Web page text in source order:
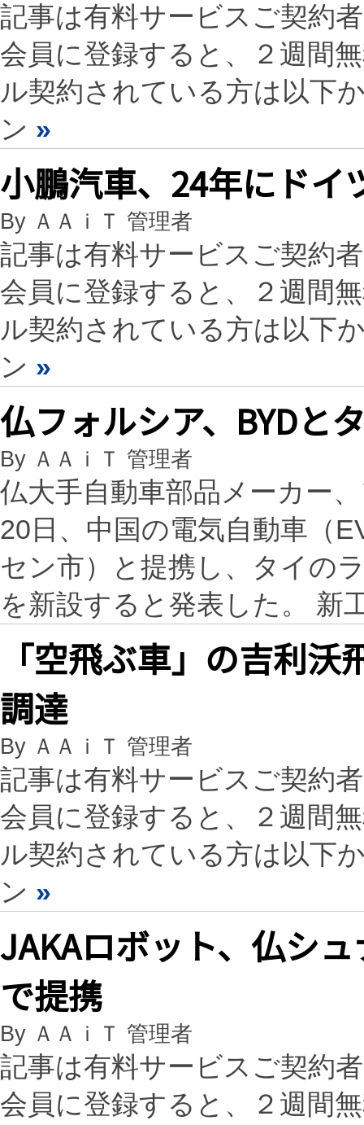
記事は有料サービスご契約
会員に登録すると、２週間
ル契約されている方は以下
ン »
小鵬汽車、24年にドイ
By ＡＡｉＴ 管理者
記事は有料サービスご契約
会員に登録すると、２週間
ル契約されている方は以下
ン »
仏フォルシア、BYDと
By ＡＡｉＴ 管理者
仏大手自動車部品メーカー
20日、中国の電気自動車（
セン市）と提携し、タイの
を新設すると発表した。 新
「空飛ぶ車」の吉利
調達
By ＡＡｉＴ 管理者
記事は有料サービスご契約
会員に登録すると、２週間
ル契約されている方は以下
ン »
JAKAロボット、仏シ
で提携
By ＡＡｉＴ 管理者
記事は有料サービスご契約
会員に登録すると、２週間